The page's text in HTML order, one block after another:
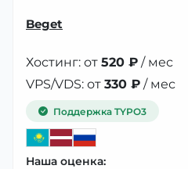
Beget
Хостинг: от 520 ₽ / мес
VPS/VDS: от 330 ₽ / мес
Поддержка TYPO3
Наша оценка: